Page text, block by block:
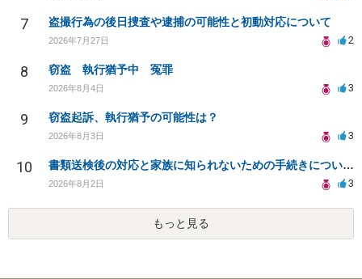
7 盗撮行為の後日捜査や逮捕の可能性と初動対応について
2026年7月27日 2
8 窃盗 執行猶予中 冤罪
2026年8月4日 3
9 窃盗起訴、執行猶予の可能性は？
2026年8月3日 3
10 書類送検後の対応と家族に知られないための手続きについて相談
2026年8月2日 3
もっと見る